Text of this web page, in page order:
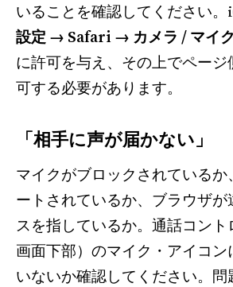
いることを確認してください。
設定 → Safari → カメラ / マイク
に許可を与え、その上でペー
可する必要があります。
「相手に声が届かない」
マイクがブロックされているか
ートされているか、ブラウザが
スを指しているか。通話コン
画面下部）のマイク・アイコン
いないか確認してください。